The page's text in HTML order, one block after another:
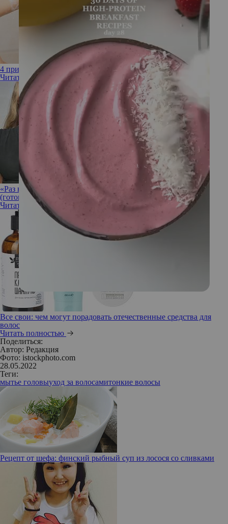
4 причины, почему летом надо мыть голову каждый день
Читать полностью
«Раз в неделю идеально»: как часто звезды моют голову
(готовьтесь удивляться)
Читать полностью
Все свои: чем могут порадовать отечественные средства для
волос
Читать полностью
Поделиться:
Автор: Редакция
Фото: istockphoto.com
28.05.2022
Теги:
мытье головыуход за волосамитонкие волосы
Рецепт от шефа: финский рыбный суп из лосося со сливками